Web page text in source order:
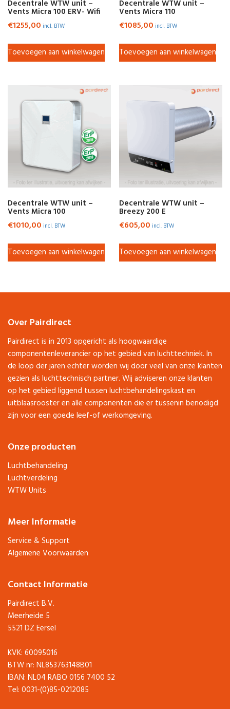
Decentrale WTW unit –
Vents Micra 100 ERV- Wifi
€1255,00 incl. BTW
Toevoegen aan winkelwagen
Decentrale WTW unit –
Vents Micra 110
€1085,00 incl. BTW
Toevoegen aan winkelwagen
Decentrale WTW unit –
Vents Micra 100
€1010,00 incl. BTW
Toevoegen aan winkelwagen
Decentrale WTW unit –
Breezy 200 E
€605,00 incl. BTW
Toevoegen aan winkelwagen
Over Pairdirect
Pairdirect is in 2013 opgericht als hoogwaardige
componentenleverancier op het gebied van luchttechniek. In
de loop der jaren echter worden wij door veel van onze klanten
gezien als luchttechnisch partner. Wij adviseren onze klanten
op het gebied liggend tussen luchtbehandelingskast en
uitblaasrooster en alle componenten die er tussenin benodigd
zijn voor een goede leef-of werkomgeving.
Onze producten
Luchtbehandeling
Luchtverdeling
WTW Units
Meer Informatie
Service & Support
Algemene Voorwaarden
Contact Informatie
Pairdirect B.V.
Meerheide 5
5521 DZ Eersel
KVK: 60095016
BTW nr: NL853763148B01
IBAN: NL04 RABO 0156 7400 52
Tel: 0031-(0)85-0212085